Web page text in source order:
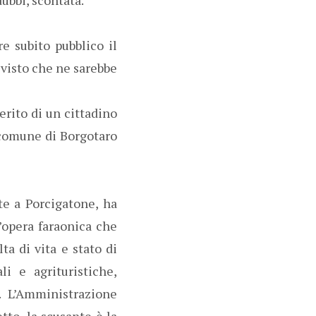
subito pubblico il
che ne sarebbe
di un cittadino
di Borgotaro
a Porcigatone, ha
faraonica che
di vita e stato di
e agrituristiche,